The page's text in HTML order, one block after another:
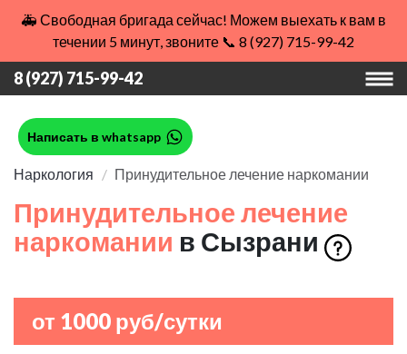
🚑 Свободная бригада сейчас! Можем выехать к вам в
течении 5 минут, звоните 📞 8 (927) 715-99-42
8 (927) 715-99-42
Написать в whatsapp
Наркология Принудительное лечение наркомании
Принудительное лечение
наркомании в Сызрани
от 1000 руб/сутки